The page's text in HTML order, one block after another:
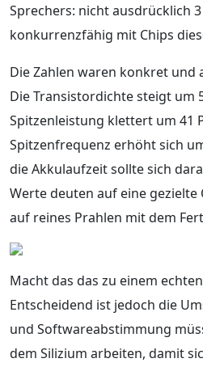
Sprechers: nicht ausdrücklich
konkurrenzfähig mit Chips
Die Zahlen waren konkret
Die Transistordichte steigt um
Spitzenleistung klettert um 41
Spitzenfrequenz erhöht sich
die Akkulaufzeit sollte sich
Werte deuten auf eine
auf reines Prahlen mit dem
Macht das das zu einem
Entscheidend ist jedoch die
und Softwareabstimmung
dem Silizium arbeiten, damit